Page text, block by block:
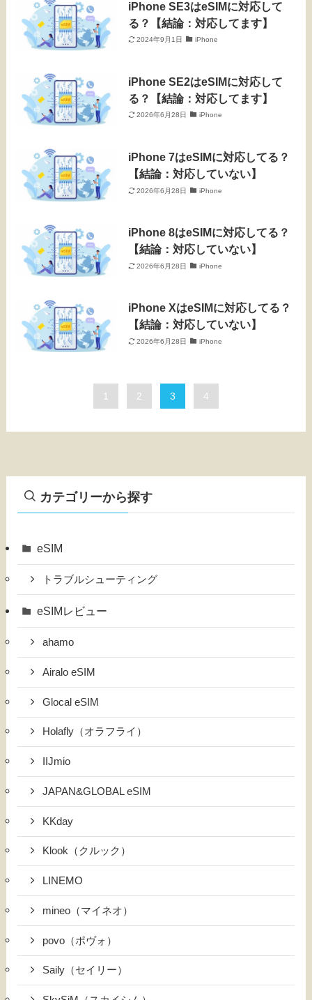
iPhone SE3はeSIMに対応して
る？【結論：対応してます】
2024年9月1日 iPhone
iPhone SE2はeSIMに対応して
る？【結論：対応してます】
2026年6月28日 iPhone
iPhone 7はeSIMに対応してる？
【結論：対応していない】
2026年6月28日 iPhone
iPhone 8はeSIMに対応してる？
【結論：対応していない】
2026年6月28日 iPhone
iPhone XはeSIMに対応してる？
【結論：対応していない】
2026年6月28日 iPhone
1 2 3 4
カテゴリーから探す
eSIM
トラブルシューティング
eSIMレビュー
ahamo
Airalo eSIM
Glocal eSIM
Holafly（オラフライ）
IIJmio
JAPAN&GLOBAL eSIM
KKday
Klook（クルック）
LINEMO
mineo（マイネオ）
povo（ポヴォ）
Saily（セイリー）